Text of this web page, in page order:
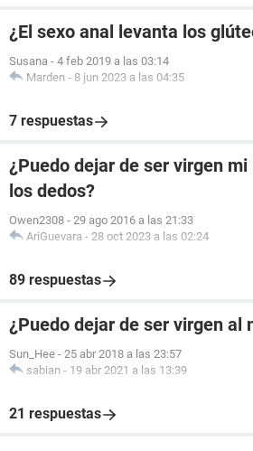
¿El sexo anal levanta los
Susana - 4 feb 2019 a las 03:14
Marden - 8 jun 2023 a las 04:35
7 respuestas
¿Puedo dejar de ser virgen
los dedos?
Owen2308 - 29 ago 2016 a las 21:33
AriGuevara - 28 oct 2023 a las 02:24
89 respuestas
¿Puedo dejar de ser virgen al
Sun_Hee - 25 abr 2018 a las 23:57
sabian - 19 abr 2021 a las 13:39
21 respuestas